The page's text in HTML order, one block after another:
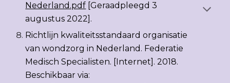
Nederland.pdf [Geraadpleegd 3
augustus 2022].
Richtlijn kwaliteitsstandaard organisatie
van wondzorg in Nederland. Federatie
Medisch Specialisten. [Internet]. 2018.
Beschikbaar via: